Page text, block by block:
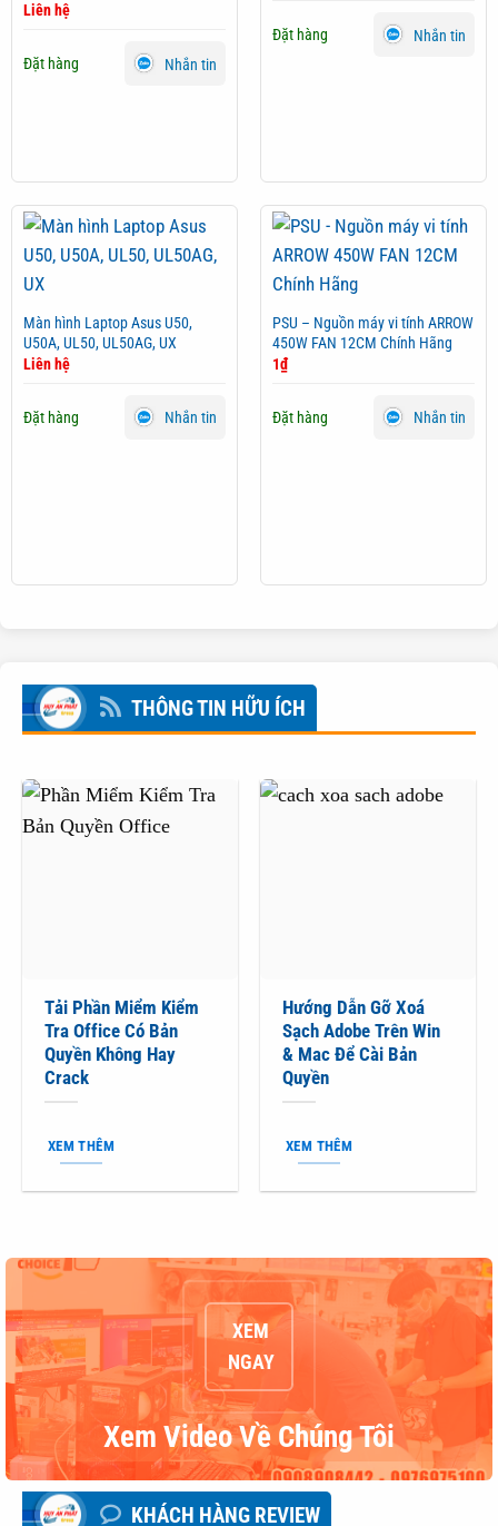
Liên hệ
Đặt hàng Nhắn tin
Đặt hàng Nhắn tin
Màn hình Laptop Asus U50,
U50A, UL50, UL50AG, UX
Liên hệ
Đặt hàng Nhắn tin
PSU – Nguồn máy vi tính ARROW
450W FAN 12CM Chính Hãng
1₫
Đặt hàng Nhắn tin
THÔNG TIN HỮU ÍCH
Tải Phần Miểm Kiểm
Tra Office Có Bản
Quyền Không Hay
Crack
XEM THÊM
Hướng Dẫn Gỡ Xoá
Sạch Adobe Trên Win
& Mac Để Cài Bản
Quyền
XEM THÊM
XEM
NGAY
Xem Video Về Chúng Tôi
KHÁCH HÀNG REVIEW